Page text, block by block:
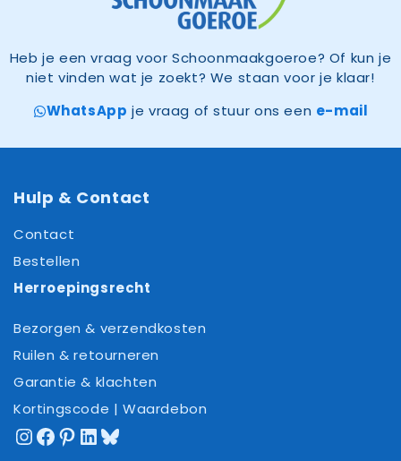
Heb je een vraag voor Schoonmaakgoeroe? Of kun je
niet vinden wat je zoekt? We staan voor je klaar!
WhatsApp je vraag of stuur ons een e-mail
Hulp & Contact
Contact
Bestellen
Herroepingsrecht
Bezorgen & verzendkosten
Ruilen & retourneren
Garantie & klachten
Kortingscode | Waardebon
Instagram
Facebook
Pinterest
LinkedIn
Bluesky